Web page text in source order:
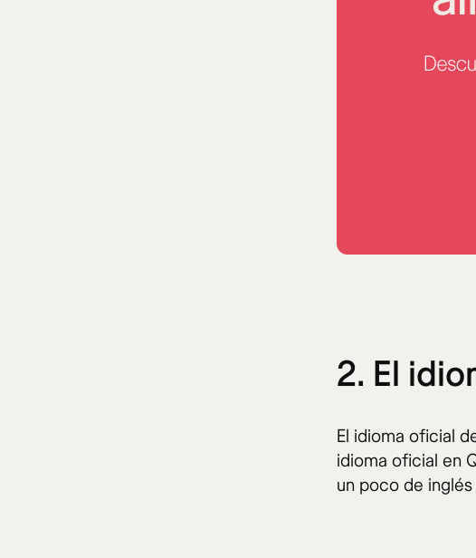
2. El
El idioma oficial
idioma oficial en
un poco de